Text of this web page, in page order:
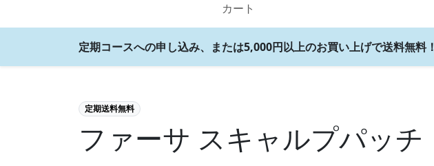
カート
定期コースへの申し込み、または5,000円以上のお買い上げで送料無料！
定期送料無料
ファーサ スキャルプパッチ